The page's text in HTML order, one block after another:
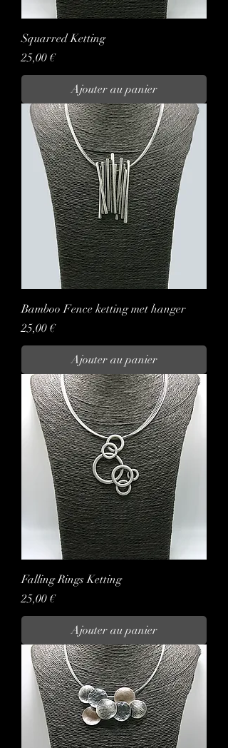
Squarred Ketting
Prix
25,00 €
Ajouter au panier
Bamboo Fence ketting met hanger
Prix
25,00 €
Ajouter au panier
Falling Rings Ketting
Prix
25,00 €
Ajouter au panier